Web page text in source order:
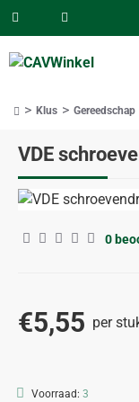
VDE
Klus Gereedschap
0
€5,55 per
Voorraad: 3